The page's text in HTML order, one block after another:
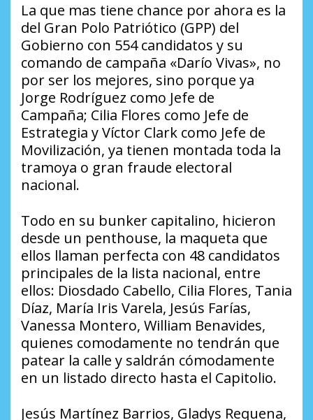
La que mas tiene chance por ahora es la
del Gran Polo Patriótico (GPP) del
Gobierno con 554 candidatos y su
comando de campaña «Darío Vivas», no
por ser los mejores, sino porque ya
Jorge Rodríguez como Jefe de
Campaña; Cilia Flores como Jefe de
Estrategia y Víctor Clark como Jefe de
Movilización, ya tienen montada toda la
tramoya o gran fraude electoral
nacional.
Todo en su bunker capitalino, hicieron
desde un penthouse, la maqueta que
ellos llaman perfecta con 48 candidatos
principales de la lista nacional, entre
ellos: Diosdado Cabello, Cilia Flores, Tania
Díaz, María Iris Varela, Jesús Farías,
Vanessa Montero, William Benavides,
quienes comodamente no tendrán que
patear la calle y saldrán cómodamente
en un listado directo hasta el Capitolio.
Jesús Martínez Barrios, Gladys Requena,